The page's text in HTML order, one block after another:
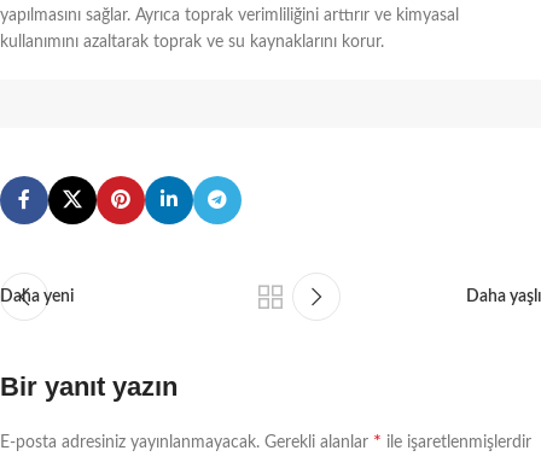
yapılmasını sağlar. Ayrıca toprak verimliliğini arttırır ve kimyasal
kullanımını azaltarak toprak ve su kaynaklarını korur.
Daha yeni Daha yaşlı
Bir yanıt yazın
E-posta adresiniz yayınlanmayacak. Gerekli alanlar * ile işaretlenmişlerdir